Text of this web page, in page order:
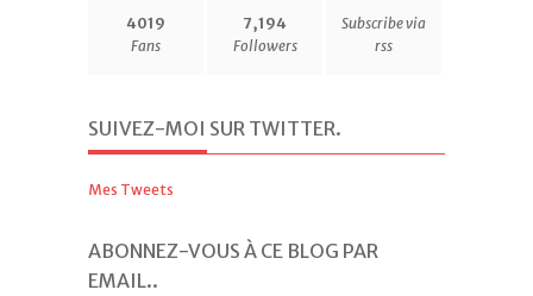
Mes Tweets
EMAIL..
Entrez votre adresse email pour vous abonner à ce
article par email.
Adresse